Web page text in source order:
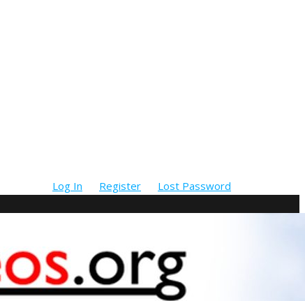
Log In Register Lost Password